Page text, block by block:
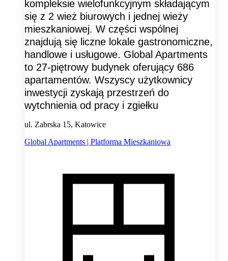
kompleksie wielofunkcyjnym składającym
się z 2 wież biurowych i jednej wieży
mieszkaniowej. W części wspólnej
znajdują się liczne lokale gastronomiczne,
handlowe i usługowe. Global Apartments
to 27-piętrowy budynek oferujący 686
apartamentów. Wszyscy użytkownicy
inwestycji zyskają przestrzeń do
wytchnienia od pracy i zgiełku
ul. Zabrska 15, Katowice
Global Apartments | Platforma Mieszkaniowa